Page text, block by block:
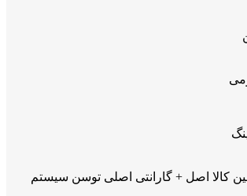
کالا اصل + گارانتی اصلی توسن سیستم